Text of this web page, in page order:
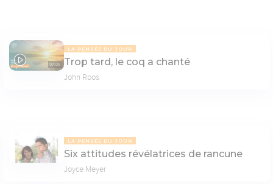
07:09
LA PENSÉE DU JOUR
Trop tard, le coq a chanté
John Roos
LA PENSÉE DU JOUR
Six attitudes révélatrices de rancune
Joyce Meyer